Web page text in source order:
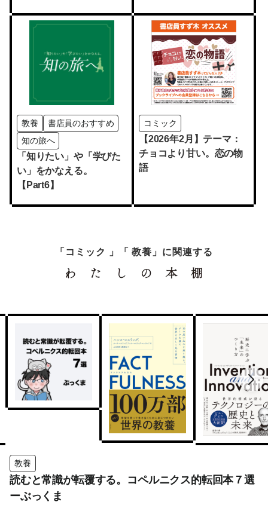
教養
書店員のおすすめ
知の旅へ
「知りたい」や「学びた
い」をかなえる。
【Part6】
コミック
【2026年2月】テーマ：
チョコより甘い。恋の物
語
「コミック 」「 教養」に関連する
教養
読むと常識が転覆する。コペルニクス的転回本７選
ーぶっくま